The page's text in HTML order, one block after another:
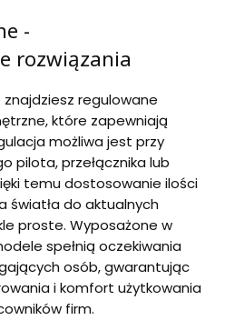
-
rozwiązania
regulowane
które zapewniają
możliwa jest przy
pilota, przełącznika lub
temu dostosowanie ilości
światła do aktualnych
proste. Wyposażone w
spełnią oczekiwania
osób, gwarantując
i komfort użytkowania
firm.